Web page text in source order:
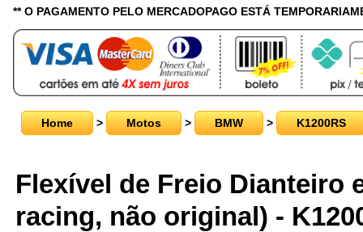
** O PAGAMENTO PELO MERCADOPAGO ESTÁ
Home > Motos > BMW > K1200RS
Flexível de Freio Dianteiro
racing, não original) -